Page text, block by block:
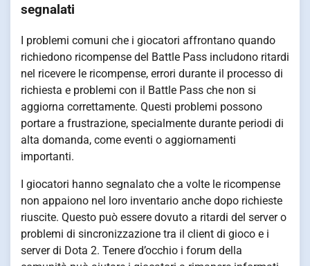
segnalati
I problemi comuni che i giocatori affrontano quando
richiedono ricompense del Battle Pass includono ritardi
nel ricevere le ricompense, errori durante il processo di
richiesta e problemi con il Battle Pass che non si
aggiorna correttamente. Questi problemi possono
portare a frustrazione, specialmente durante periodi di
alta domanda, come eventi o aggiornamenti
importanti.
I giocatori hanno segnalato che a volte le ricompense
non appaiono nel loro inventario anche dopo richieste
riuscite. Questo può essere dovuto a ritardi del server o
problemi di sincronizzazione tra il client di gioco e i
server di Dota 2. Tenere d’occhio i forum della